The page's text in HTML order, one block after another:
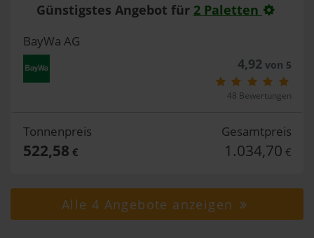
Günstigstes Angebot für 2 Paletten
BayWa AG
4,92von 5
48 Bewertungen
Tonnenpreis
522,58 €
Gesamtpreis
1.034,70 €
Alle 4 Angebote anzeigen